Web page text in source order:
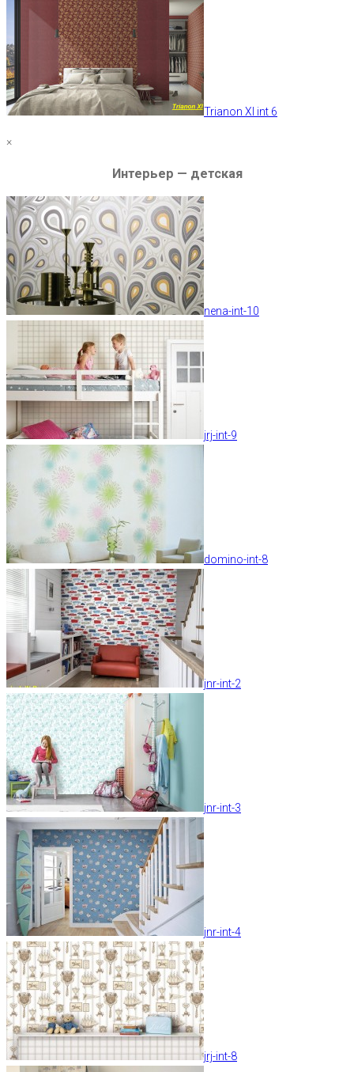
Trianon XI int 6
×
Интерьер — детская
nena-int-10
jrj-int-9
domino-int-8
jnr-int-2
jnr-int-3
jnr-int-4
jrj-int-8